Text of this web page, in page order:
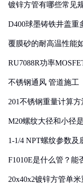
镀锌方管有哪些常见
D400球墨铸铁井盖重
覆膜砂的耐高温性能
RU7088R功率
不锈钢通风 管道施工
201不锈钢重量计算方
M20螺纹大径和小径
1-1/4 NPT螺纹参数及
F1010E是什么管？能
20x40x2镀锌方管单